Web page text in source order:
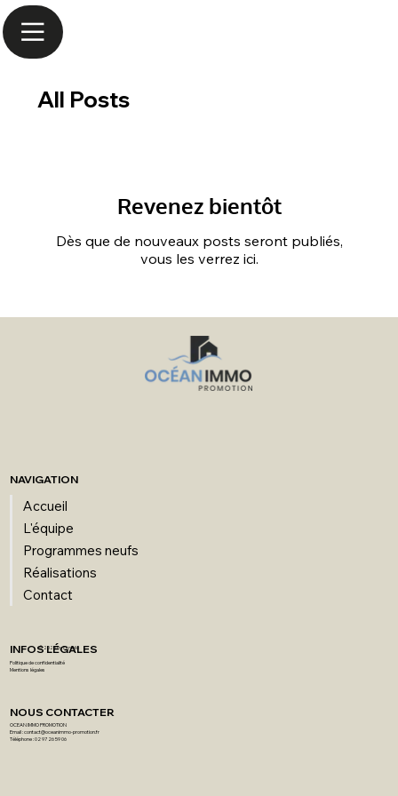
NOUVEAU PROGRAMME IMMOBILIER À SURZUR - RÉSIDENCE
All Posts
Revenez bientôt
Dès que de nouveaux posts seront publiés,
vous les verrez ici.
NAVIGATION
Accueil
L'équipe
Programmes neufs
Réalisations
Contact
INFOS LÉGALES
Politique de confidentialité
Mentions légales
NOUS CONTACTER
OCEAN IMMO PROMOTION
Email :contact@oceanimmo-promotion.fr
Téléphone : 02 97 26 59 06
© 2026by Ex.nihilo